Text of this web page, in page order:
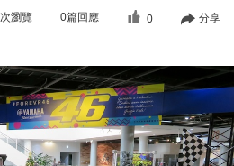
次瀏覽 0篇回應 0 分享